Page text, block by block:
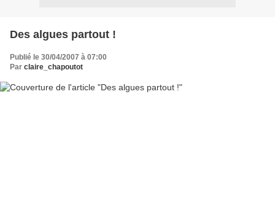
Des algues partout !
Publié le 30/04/2007 à 07:00
Par claire_chapoutot